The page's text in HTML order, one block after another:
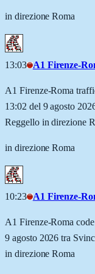
in direzione Roma
13:03 A1 Firenze-
A1 Firenze-Roma
13:02 del 9 agosto
Reggello in direzione
in direzione Roma
10:23 A1 Firenze-
A1 Firenze-Roma
9 agosto 2026 tra
in direzione Roma